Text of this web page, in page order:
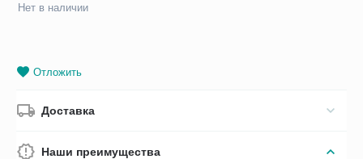
Нет в наличии
Отложить
Доставка
Наши преимущества